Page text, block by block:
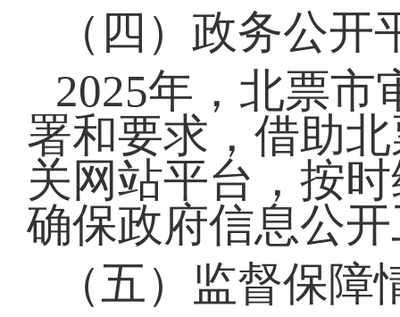
（四）政务公
2025年，北票市
署和要求，借助
关网站平台，按
确保政府信息公
（五）监督保障